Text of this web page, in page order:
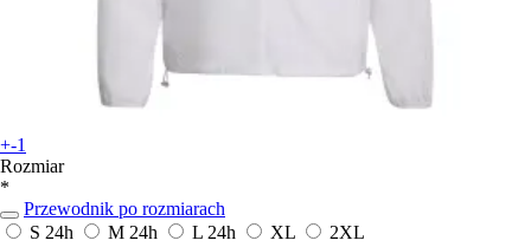
+-1
Rozmiar
*
Przewodnik po rozmiarach
S 24h M 24h L 24h XL
2XL